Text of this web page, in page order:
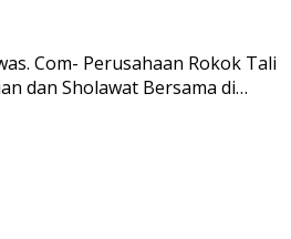
Com- Perusahaan Rokok Tali
dan Sholawat Bersama di…